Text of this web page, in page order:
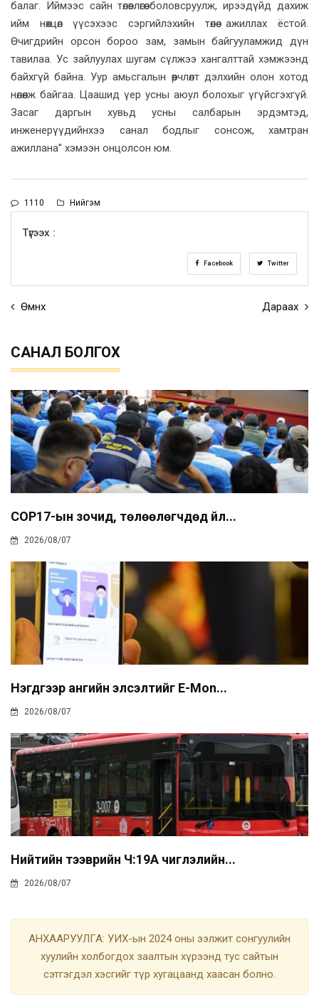
балаг. Иймээс сайн төлөвлөгөө боловсруулж, ирээдүйд дахиж
ийм нөхцөл үүсэхээс сэргийлэхийн төлөө ажиллах ёстой.
Өчигдрийн орсон бороо зам, замын байгууламжид дүн
тавилаа. Ус зайлуулах шугам сүлжээ хангалттай хэмжээнд
байхгүй байна. Уур амьсгалын өөрчлөлт дэлхийн олон хотод
нөлөөлж байгаа. Цаашид үер усны аюул болохыг үгүйсгэхгүй.
Засаг даргын хувьд усны салбарын эрдэмтэд,
инженерүүдийнхээ санал бодлыг сонсож, хамтран
ажиллана” хэмээн онцолсон юм.
1110 Нийгэм
Түгээх :
Facebook Twitter
Өмнөх Дараах
САНАЛ БОЛГОХ
COP17-ын зочид, төлөөлөгчдөд үйл...
2026/08/07
Нэгдүгээр ангийн элсэлтийг E-Mon...
2026/08/07
Нийтийн тээврийн Ч:19А чиглэлийн...
2026/08/07
АНХААРУУЛГА: УИХ-ын 2024 оны ээлжит сонгуулийн
хуулийн холбогдох заалтын хүрээнд тус сайтын
сэтгэгдэл хэсгийг түр хугацаанд хаасан болно.